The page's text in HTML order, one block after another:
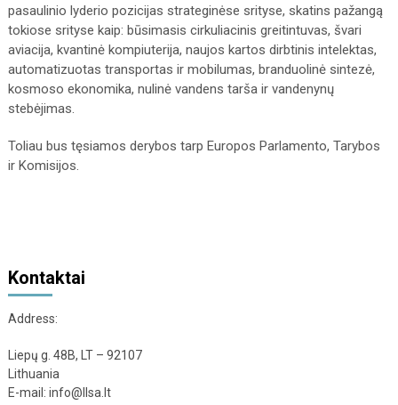
pasaulinio lyderio pozicijas strateginėse srityse, skatins pažangą
tokiose srityse kaip: būsimasis cirkuliacinis greitintuvas, švari
aviacija, kvantinė kompiuterija, naujos kartos dirbtinis intelektas,
automatizuotas transportas ir mobilumas, branduolinė sintezė,
kosmoso ekonomika, nulinė vandens tarša ir vandenynų
stebėjimas.
Toliau bus tęsiamos derybos tarp Europos Parlamento, Tarybos
ir Komisijos.
Kontaktai
Address:
Liepų g. 48B, LT – 92107
Lithuania
E-mail: info@llsa.lt